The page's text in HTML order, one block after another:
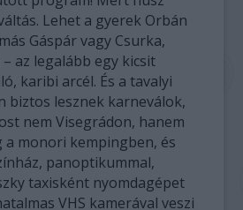
Lehet a gyerek Orbán
Gáspár vagy Csurka,
az legalább egy kicsit
karibi arcél. És a tavalyi
biztos lesznek karneválok,
nem Visegrádon, hanem
a monori kempingben, és
panoptikummal,
taxisként nyomdagépet
VHS kamerával veszi